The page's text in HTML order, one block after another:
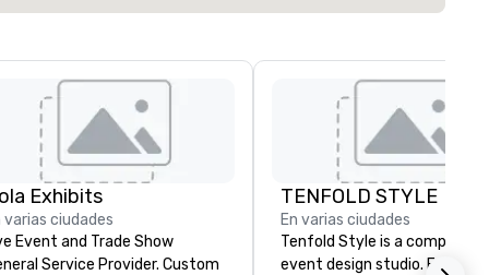
Exhibits
varias ciudades
Event and Trade Show
Service Provider. Custom
TENFOLD STYLE
En varias ciudades
Tenfold Style is a
event design studio. From